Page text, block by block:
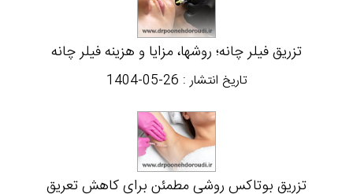
تزریق فیلر چانه؛ روشها، مزایا و هزینه فیلر چانه
تاریخ انتشار : 1404-05-26
تزریق بوتاکس روشی مطمئن برای کاهش تعریق